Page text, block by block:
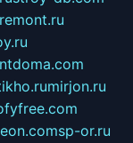
mirjon.ru
sp-or.ru